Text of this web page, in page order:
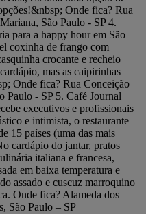
Onde fica? Rua
São Paulo - SP 4.
para a happy hour em São
coxinha de frango com
crocante e recheio
mas as caipirinhas
Onde fica? Rua Conceição
Paulo - SP 5. Café Journal
executivos e profissionais
e intimista, o restaurante
15 países (uma das mais
cardápio do jantar, pratos
italiana e francesa,
em baixa temperatura e
assado e cuscuz marroquino
Onde fica? Alameda dos
São Paulo – SP